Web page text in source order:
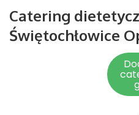
Catering
Świętochłowice